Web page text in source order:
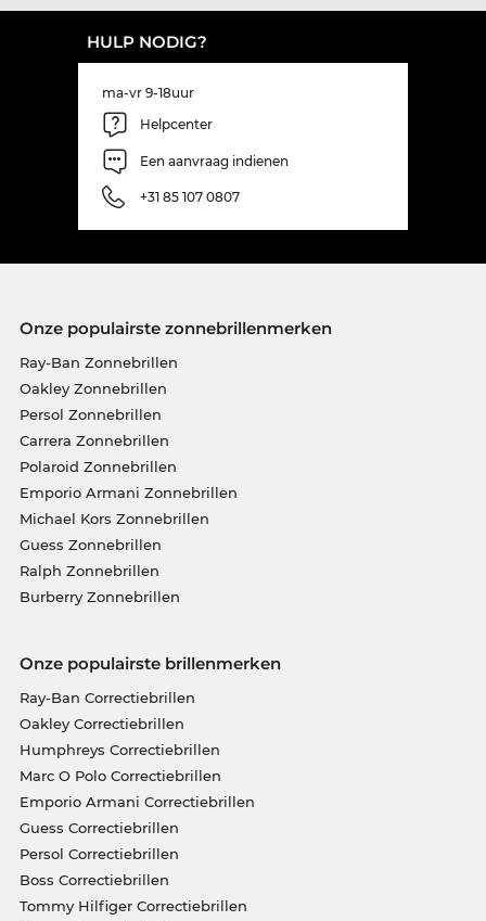
HULP NODIG?
ma-vr 9-18uur
Helpcenter
Een aanvraag indienen
+31 85 107 0807
Onze populairste zonnebrillenmerken
Ray-Ban Zonnebrillen
Oakley Zonnebrillen
Persol Zonnebrillen
Carrera Zonnebrillen
Polaroid Zonnebrillen
Emporio Armani Zonnebrillen
Michael Kors Zonnebrillen
Guess Zonnebrillen
Ralph Zonnebrillen
Burberry Zonnebrillen
Onze populairste brillenmerken
Ray-Ban Correctiebrillen
Oakley Correctiebrillen
Humphreys Correctiebrillen
Marc O Polo Correctiebrillen
Emporio Armani Correctiebrillen
Guess Correctiebrillen
Persol Correctiebrillen
Boss Correctiebrillen
Tommy Hilfiger Correctiebrillen